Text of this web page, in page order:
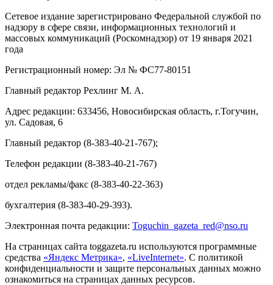
Сетевое издание зарегистрировано Федеральной службой по
надзору в сфере связи, информационных технологий и
массовых коммуникаций (Роскомнадзор) от 19 января 2021
года
Регистрационный номер: Эл № ФС77-80151
Главный редактор Рехлинг М. А.
Адрес редакции: 633456, Новосибирская область, г.Тогучин,
ул. Садовая, 6
Главный редактор (8-383-40-21-767);
Телефон редакции (8-383-40-21-767)
отдел рекламы/факс (8-383-40-22-363)
бухгалтерия (8-383-40-29-393).
Электронная почта редакции: Toguchin gazeta red@nso.ru
На страницах сайта toggazeta.ru используются программные
средства «Яндекс Метрика», «LiveInternet». С политикой
конфиденциальности и защите персональных данных можно
ознакомиться на страницах данных ресурсов.